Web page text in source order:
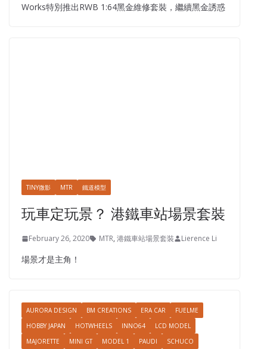
Works特別推出RWB 1:64黑金維修套裝，繼續黑金誘惑
TINY微影 MTR 鐵道模型
玩車定玩景？ 港鐵車站場景套裝
February 26, 2020 MTR, 港鐵車站場景套裝 Lierence Li
場景才是主角！
AURORA DESIGN BM CREATIONS ERA CAR
FUELME
HOBBY JAPAN
HOTWHEELS INNO64
LCD MODEL
MAJORETTE
MINI GT MODEL 1 PAUDI SCHUCO